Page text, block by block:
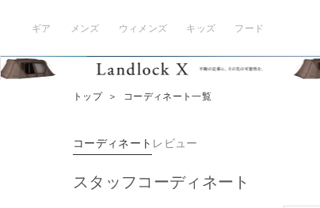
ギア メンズ ウィメンズ キッズ フード
トップ ＞ コーディネート一覧
コーディネート レビュー
スタッフコーディネート